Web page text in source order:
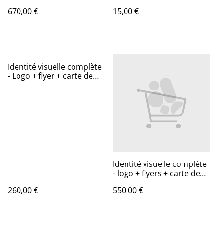
670,00 €
15,00 €
Identité visuelle complète
- Logo + flyer + carte de
260,00 €
Identité visuelle complète
- logo + flyers + carte de
550€
550,00 €